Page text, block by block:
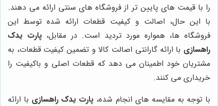
را با قیمت های پایین تر از فروشگاه های سنتی ارائه می دهند.
با این حال، اصالت و کیفیت قطعات ارائه شده توسط این
فروشگاه ها، همواره مورد تردید است. در مقابل،پارت یدک
راهسازی با ارائه گارانتی اصالت کالا و تضمین کیفیت قطعات، به
مشتریان خود اطمینان می دهد که قطعات اصلی و باکیفیت را
خریداری می کنند.
با توجه به مقایسه های انجام شده، پارت یدک راهسازی با ارائه